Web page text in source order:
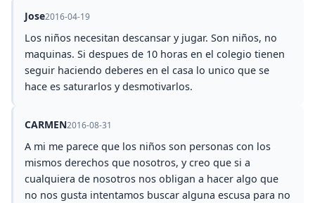
Jose2016-04-19
Los niños necesitan descansar y jugar. Son niños, no
maquinas. Si despues de 10 horas en el colegio tienen
seguir haciendo deberes en el casa lo unico que se
hace es saturarlos y desmotivarlos.
CARMEN2016-08-31
A mi me parece que los niños son personas con los
mismos derechos que nosotros, y creo que si a
cualquiera de nosotros nos obligan a hacer algo que
no nos gusta intentamos buscar alguna escusa para no